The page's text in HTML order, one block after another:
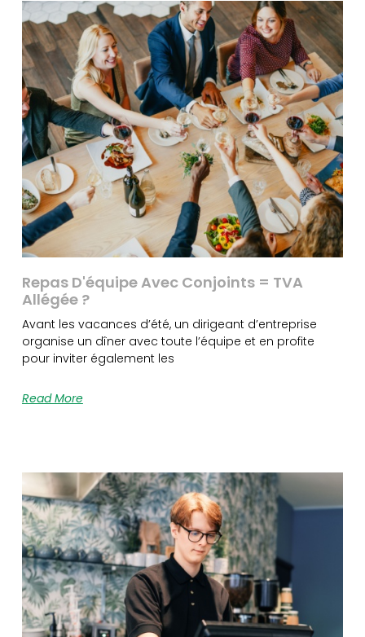
Repas D'équipe Avec Conjoints = TVA
Allégée ?
Avant les vacances d’été, un dirigeant d’entreprise
organise un dîner avec toute l’équipe et en profite
pour inviter également les
Read More